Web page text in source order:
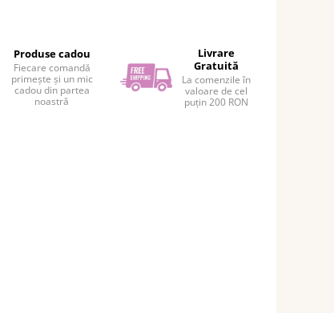
Produse cadou
Fiecare comandă
primește și un mic
cadou din partea
noastră
Livrare
Gratuită
La comenzile în
valoare de cel
puțin 200 RON